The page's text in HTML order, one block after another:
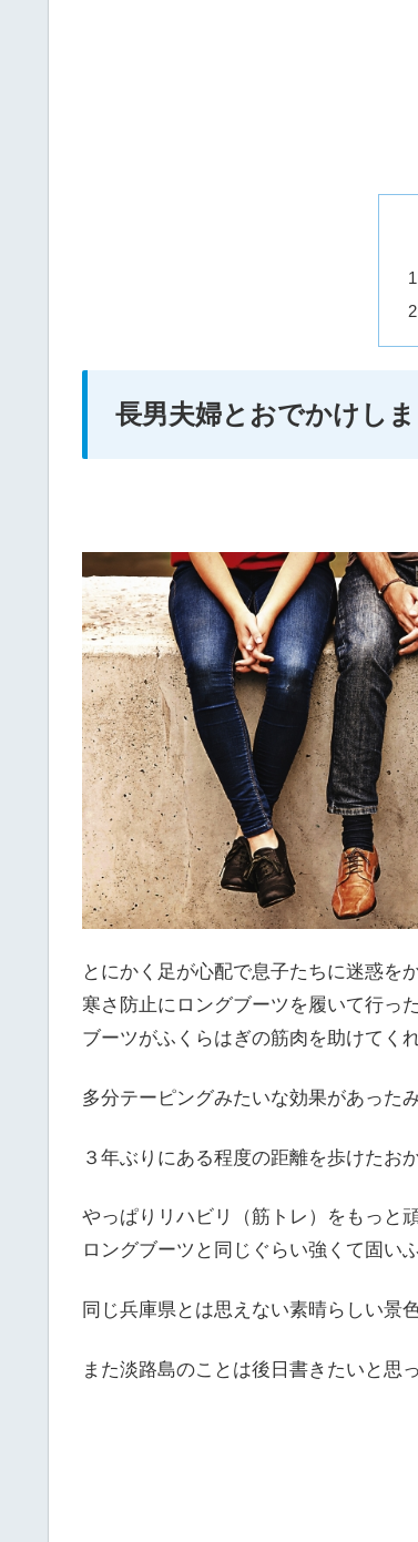
長男夫婦とおでかけし
とにかく足が心配で息子たちに迷惑を
寒さ防止にロングブーツを履いて行った
ブーツがふくらはぎの筋肉を助けてく
多分テーピングみたいな効果があったみ
３年ぶりにある程度の距離を歩けたお
やっぱりリハビリ（筋トレ）をもっと頑
ロングブーツと同じぐらい強くて固い
同じ兵庫県とは思えない素晴らしい
また淡路島のことは後日書きたいと思